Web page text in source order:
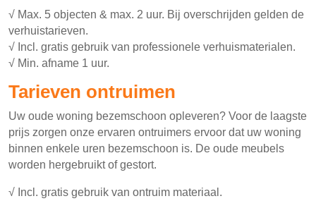
√ Max. 5 objecten & max. 2 uur. Bij overschrijden gelden de
verhuistarieven.
√ Incl. gratis gebruik van professionele verhuismaterialen.
√ Min. afname 1 uur.
Tarieven ontruimen
Uw oude woning bezemschoon opleveren? Voor de laagste
prijs zorgen onze ervaren ontruimers ervoor dat uw woning
binnen enkele uren bezemschoon is. De oude meubels
worden hergebruikt of gestort.
√ Incl. gratis gebruik van ontruim materiaal.